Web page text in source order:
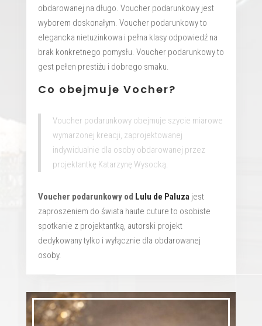
obdarowanej na długo. Voucher podarunkowy jest
wyborem doskonałym. Voucher podarunkowy to
elegancka nietuzinkowa i pełna klasy odpowiedź na
brak konkretnego pomysłu. Voucher podarunkowy to
gest pełen prestiżu i dobrego smaku.
Co obejmuje Vocher?
Voucher podarunkowy obejmuje szycie miarowe
wymarzonej kreacji, zaprojektowanej
indywidualnie dla osoby obdarowanej przez
projektantkę Katarzynę Wysocką.
Voucher podarunkowy od Lulu de Paluzajest
zaproszeniem do świata haute cuture to osobiste
spotkanie z projektantką, autorski projekt
dedykowany tylko i wyłącznie dla obdarowanej
osoby.